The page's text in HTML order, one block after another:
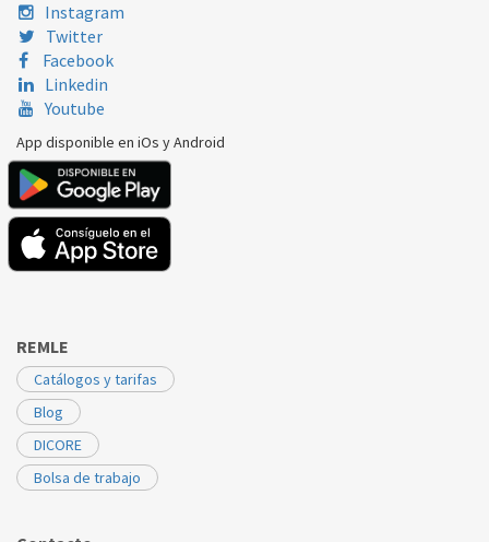
Instagram
Twitter
Facebook
Linkedin
Youtube
App disponible en iOs y Android
REMLE
Catálogos y tarifas
Blog
DICORE
Bolsa de trabajo